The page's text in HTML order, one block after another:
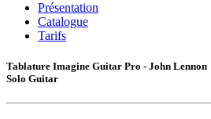
Présentation
Catalogue
Tarifs
Tablature Imagine Guitar Pro - John Lennon
Solo Guitar